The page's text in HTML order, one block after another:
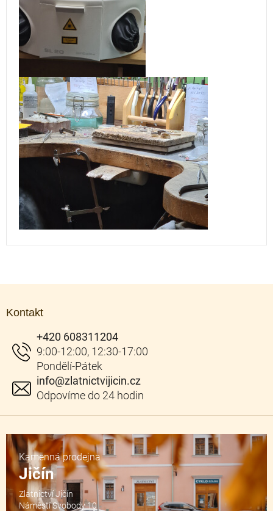
Kontakt
info@zlatnictvijicin.cz
+420 608311204
Kamenná prodejna
Jičín
Zlatnictví Jičín
Náměstí Svobody 10